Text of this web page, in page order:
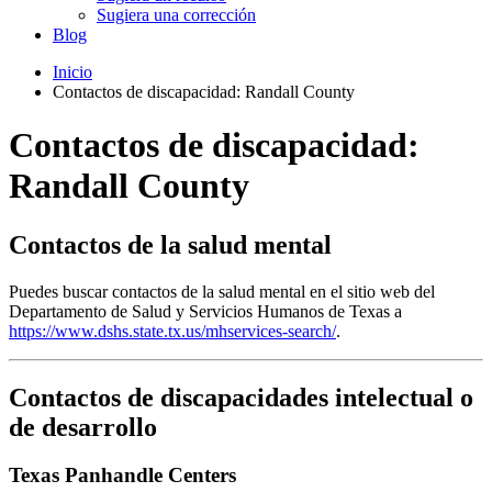
Sugiera una corrección
Blog
Inicio
Contactos de discapacidad: Randall County
Contactos de discapacidad:
Randall County
Contactos de la salud mental
Puedes buscar contactos de la salud mental en el sitio web del
Departamento de Salud y Servicios Humanos de Texas a
https://www.dshs.state.tx.us/mhservices-search/.
Contactos de discapacidades intelectual o
de desarrollo
Texas Panhandle Centers